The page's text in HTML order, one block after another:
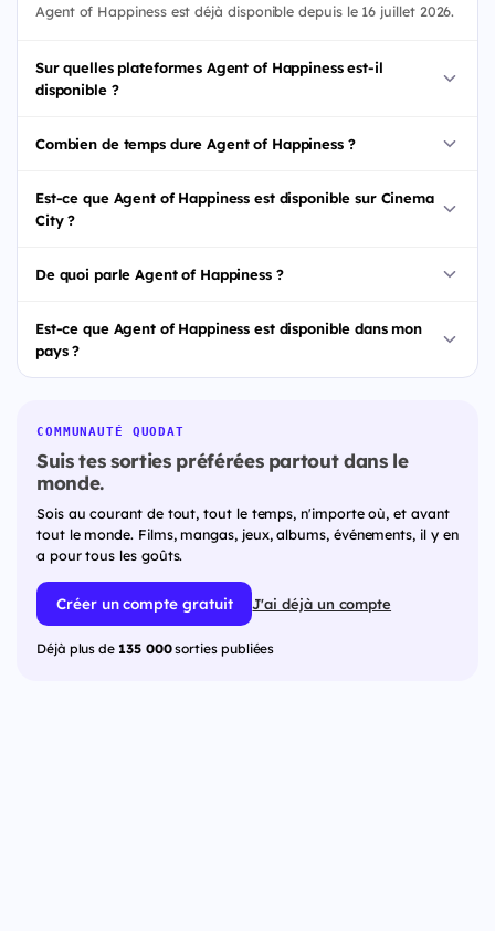
Agent of Happiness est déjà disponible depuis le 16 juillet 2026.
Sur quelles plateformes Agent of Happiness est-il
disponible ?
Combien de temps dure Agent of Happiness ?
Est-ce que Agent of Happiness est disponible sur Cinema
City ?
De quoi parle Agent of Happiness ?
Est-ce que Agent of Happiness est disponible dans mon
pays ?
COMMUNAUTÉ QUODAT
Suis tes sorties préférées partout dans le
monde.
Sois au courant de tout, tout le temps, n'importe où, et avant
tout le monde. Films, mangas, jeux, albums, événements, il y en
a pour tous les goûts.
Créer un compte gratuit J'ai déjà un compte
Déjà plus de 135 000sorties publiées